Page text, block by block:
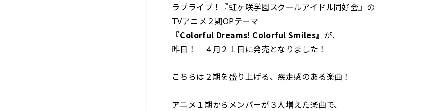
ラブライブ！『虹ヶ咲学園スクールアイドル同好会』の
TVアニメ２期OPテーマ
『Colorful Dreams! Colorful Smiles』 が、
昨日！ ４月２１日に発売となりました！
こちらは２期を盛り上げる、疾走感のある楽曲！
アニメ１期からメンバーが３人増えた楽曲で、